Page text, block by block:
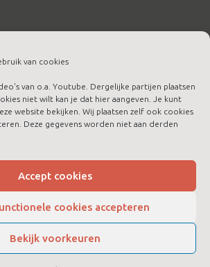
van cookies
van o.a. Youtube. Dergelijke partijen plaatsen
niet wilt kan je dat hier aangeven. Je kunt
website bekijken. Wij plaatsen zelf ook cookies
Deze gegevens worden niet aan derden
Accept cookies
cookies accepteren
Bekijk voorkeuren